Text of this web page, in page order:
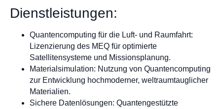
Dienstleistungen:
Quantencomputing für die Luft- und Raumfahrt:
Lizenzierung des MEQ für optimierte
Satellitensysteme und Missionsplanung.
Materialsimulation: Nutzung von Quantencomputing
zur Entwicklung hochmoderner, weltraumtauglicher
Materialien.
Sichere Datenlösungen: Quantengestützte